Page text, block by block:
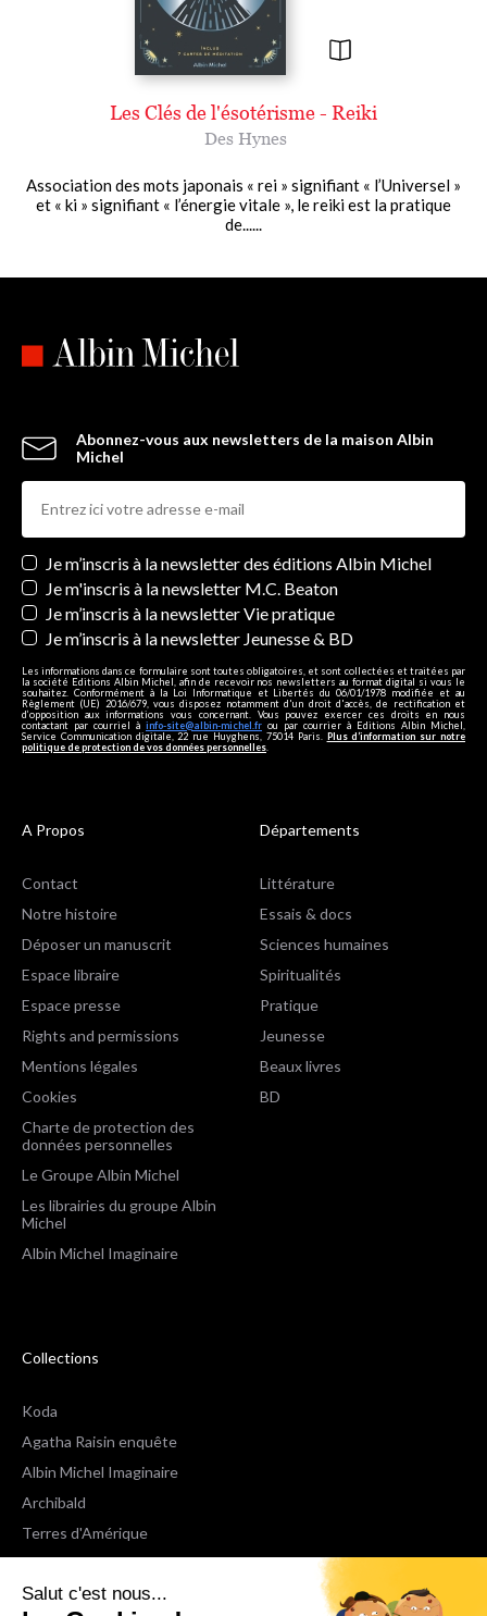
Salut c'est nous...
Les Clés de l'ésotérisme - Reiki
Des Hynes
Association des mots japonais « rei » signifiant « l’Universel »
et « ki » signifiant « l’énergie vitale », le reiki est la pratique
de......
Abonnez-vous aux newsletters de la maison Albin
Michel
Newsletters
Je m’inscris à la newsletter des éditions Albin Michel
Je m'inscris à la newsletter M.C. Beaton
Je m’inscris à la newsletter Vie pratique
Je m’inscris à la newsletter Jeunesse & BD
Les informations dans ce formulaire sont toutes obligatoires, et sont collectées et traitées par
la société Editions Albin Michel, afin de recevoir nos newsletters au format digital si vous le
souhaitez. Conformément à la Loi Informatique et Libertés du 06/01/1978 modifiée et au
Règlement (UE) 2016/679, vous disposez notamment d'un droit d'accès, de rectification et
d’opposition aux informations vous concernant. Vous pouvez exercer ces droits en nous
contactant par courriel à info-site@albin-michel.fr ou par courrier à Editions Albin Michel,
Service Communication digitale, 22 rue Huyghens, 75014 Paris. Plus d’information sur notre
politique de protection de vos données personnelles
A Propos
Contact
Notre histoire
Déposer un manuscrit
Espace libraire
Espace presse
Rights and permissions
Mentions légales
Cookies
Charte de protection des
données personnelles
Le Groupe Albin Michel
Les librairies du groupe Albin
Michel
Albin Michel Imaginaire
Départements
Littérature
Essais & docs
Sciences humaines
Spiritualités
Pratique
Jeunesse
Beaux livres
BD
Collections
Koda
Agatha Raisin enquête
Albin Michel Imaginaire
Archibald
Terres d'Amérique
Espaces Libres Poche
NOX